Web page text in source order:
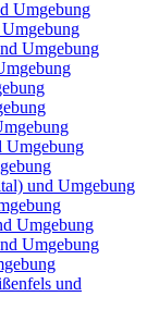
Umgebung
Umgebung
Umgebung
und Umgebung
Umgebung
Umgebung
und